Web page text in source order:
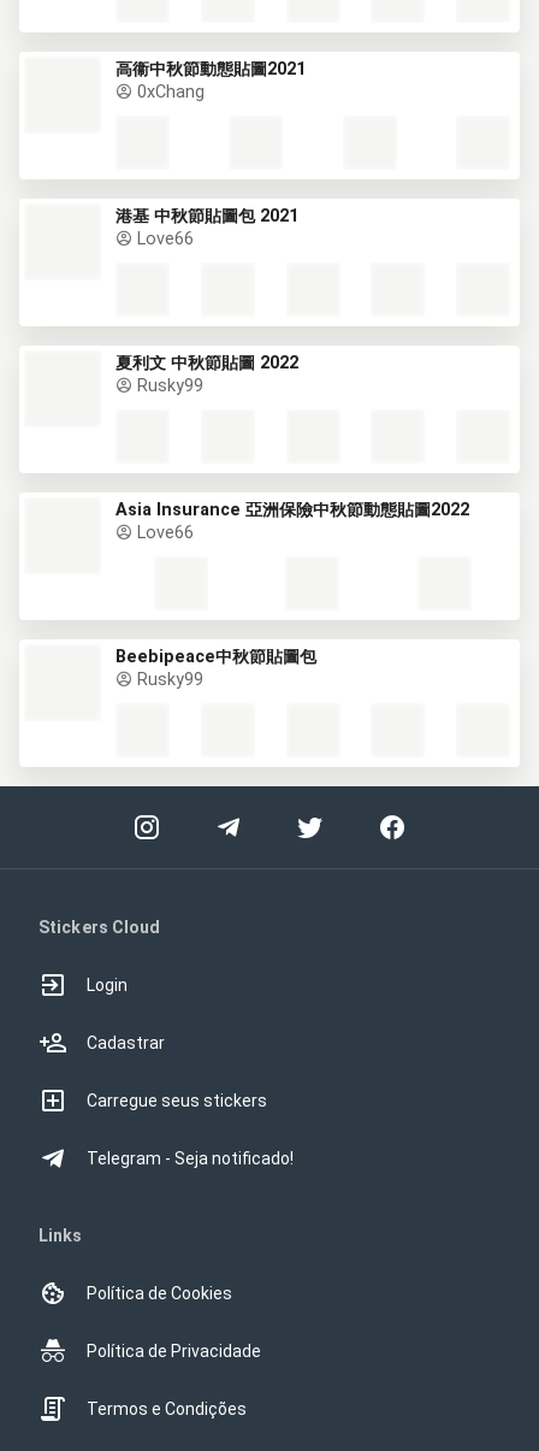
高衞中秋節動態貼圖2021
0xChang
港基 中秋節貼圖包 2021
Love66
夏利文 中秋節貼圖 2022
Rusky99
Asia Insurance 亞洲保險中秋節動態貼圖2022
Love66
Beebipeace中秋節貼圖包
Rusky99
Stickers Cloud
Login
Cadastrar
Carregue seus stickers
Telegram - Seja notificado!
Links
Política de Cookies
Política de Privacidade
Termos e Condições